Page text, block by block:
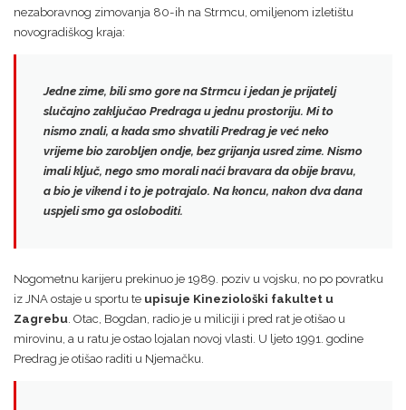
nezaboravnog zimovanja 80-ih na Strmcu, omiljenom izletištu
novogradiškog kraja:
Jedne zime, bili smo gore na Strmcu i jedan je prijatelj
slučajno zaključao Predraga u jednu prostoriju. Mi to
nismo znali, a kada smo shvatiliPredrag je već neko
vrijeme bio zarobljen ondje, bez grijanja usred zime. Nismo
imali ključ, nego smo morali naći bravara da obije bravu,
a bio je vikend i to je potrajalo. Na koncu, nakon dva dana
uspjeli smo ga osloboditi.
Nogometnu karijeru prekinuo je 1989. poziv u vojsku, no po povratku
iz JNA ostaje u sportu te upisuje Kineziološki fakultet u
Zagrebu . Otac, Bogdan, radio je u miliciji i pred rat je otišao u
mirovinu, a u ratu je ostao lojalan novoj vlasti. U ljeto 1991. godine
Predrag je otišao raditi u Njemačku.